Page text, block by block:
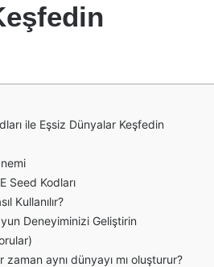
ile Eşsiz Dünyalar Keşfedin
Seed Kodları
Kullanılır?
Deneyiminizi Geliştirin
zaman aynı dünyayı mı oluşturur?